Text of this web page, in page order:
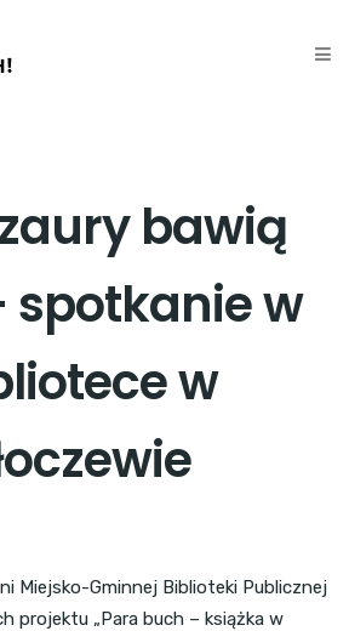
bawią
spotkanie w
w
Miejsko-Gminnej Biblioteki Publicznej
projektu „Para buch – książka w